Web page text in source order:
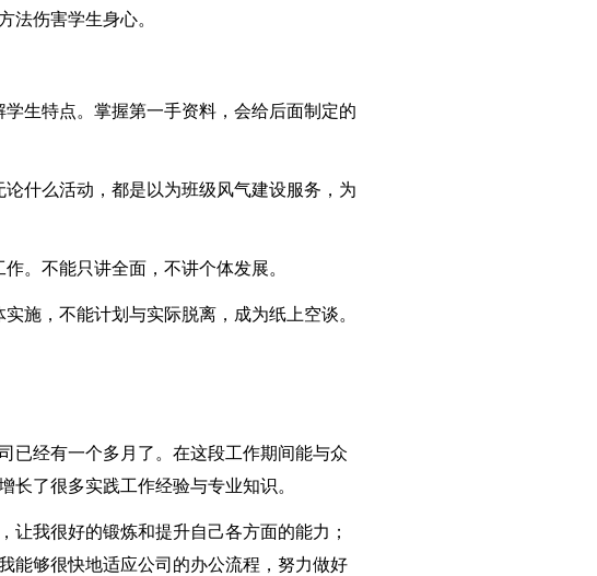
法伤害学生身心。
生特点。掌握第一手资料，会给后面制定的
什么活动，都是以为班级风气建设服务，为
。不能只讲全面，不讲个体发展。
施，不能计划与实际脱离，成为纸上空谈。
已经有一个多月了。在这段工作期间能与众
长了很多实践工作经验与专业知识。
让我很好的锻炼和提升自己各方面的能力；
能够很快地适应公司的办公流程，努力做好